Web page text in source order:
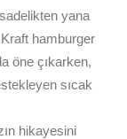
yana
hamburger
öne çıkarken,
sıcak
hikayesini